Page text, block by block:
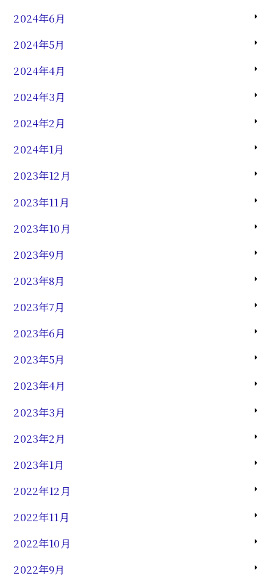
2024年6月
2024年5月
2024年4月
2024年3月
2024年2月
2024年1月
2023年12月
2023年11月
2023年10月
2023年9月
2023年8月
2023年7月
2023年6月
2023年5月
2023年4月
2023年3月
2023年2月
2023年1月
2022年12月
2022年11月
2022年10月
2022年9月